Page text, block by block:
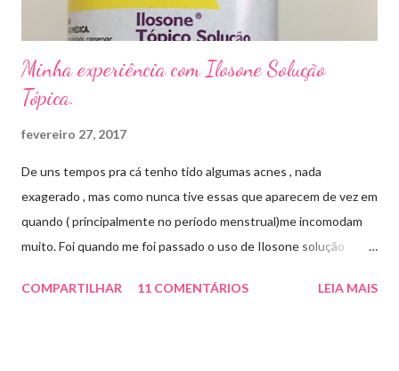
Minha experiência com Ilosone Solução
Tópica.
fevereiro 27, 2017
De uns tempos pra cá tenho tido algumas acnes , nada
exagerado , mas como nunca tive essas que aparecem de vez em
quando ( principalmente no período menstrual)me incomodam
muito. Foi quando me foi passado o uso de Ilosone solução
uma consulta com o dermatologista) O Ilosone é um antibiótico
COMPARTILHAR 11 COMENTÁRIOS LEIA MAIS